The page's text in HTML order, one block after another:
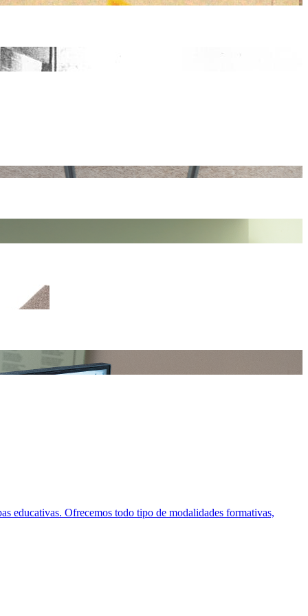
educativas. Ofrecemos todo tipo de modalidades formativas,